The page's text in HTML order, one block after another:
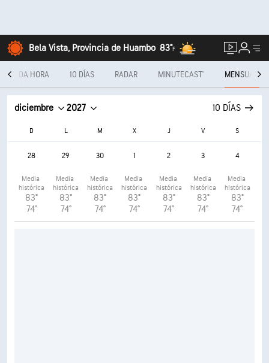
Bela Vista, Provincia de Huambo 83°F
CADA HORA 10 DÍAS RADAR MINUTECAST® MENSUAL
diciembre 2027 10 DÍAS
D L M X J V S
28
Media
histórica
83°
74°
29
Media
histórica
83°
74°
30
Media
histórica
83°
74°
1
Media
histórica
83°
74°
2
Media
histórica
83°
74°
3
Media
histórica
83°
74°
4
Media
histórica
83°
74°